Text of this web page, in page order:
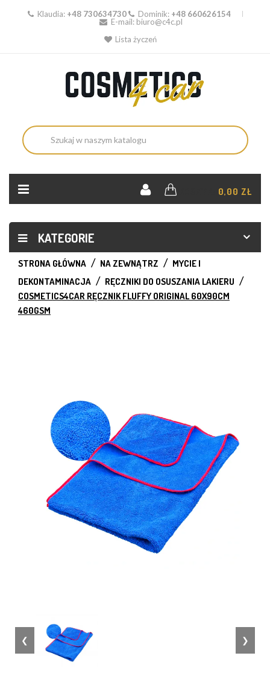
Klaudia: +48 730634730 Dominik: +48 660626154
E-mail: biuro@c4c.pl
Lista życzeń
0,00 ZŁ
KATEGORIE
STRONA GŁÓWNA NA ZEWNĄTRZ
MYCIE I
DEKONTAMINACJA
RĘCZNIKI DO OSUSZANIA LAKIERU
COSMETICS4CAR RĘCZNIK FLUFFY ORIGINAL 60X90CM
460GSM
❮ ❯